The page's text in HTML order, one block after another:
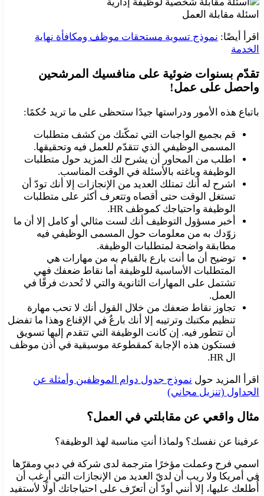
اسئلة مقابلة العمل
اقرأ أيضًا: نموذج تسوية مستحقات موظف ومكافأة نهاية
الخدمة
تقدّم بسنوات ضوئية على منافسيك المرشحين
واحصل على عمل!
باتباع هذه الأمور ودراستها جيدًا ستحظى على ما تريد حُكمًا:
قم بجميع الواجبات التي تمكّنك من كشف متطلبات
المسمى الوظيفي الذي تتقدّم للعمل فيه وتحقيقها.
اطلب من المحاور أن يشرح لك المزيد حول متطلبات
الوظيفة وباغته بالأسئلة في الوقت المناسب.
اشرح له أنك تمتلك العديد من الإنجازات إلا أنك تودّ أن
تستغل الوقت حتى أقصاه وتتعرف أكثر على متطلبات
الوظيفة واحتياجك كموظف HR.
أخبر مسؤول التوظيف أنك لست مثالي أو كامل إلا أن ما
زوّدك به من معلومات حول المسمى الوظيفي فيه
مطابقة واضحة لمتطلبات الوظيفة.
توضيح أن ما أنت بارع بالقيام به من مهارات هي
المتطلبات الأساسية للوظيفة أما نقاط ضعفك فهي
تشتمل على المهارات الثانوية والتي لا تُحدث فرقًا في
العمل.
تجاوز نقاط ضعفك من خلال القول أنك لا تحب مهارة
تنظيم مكتبك وترتيبه إلا أنك بارعٌ في الإقناع وهذا ما تفضل
أن تتطور فيه. إن كانت الوظيفة التي تتقدم إليها تسويق
فستكون هذه الإجابة كمقطوعة موسيقية في أذن موظف
ال HR.
اقرأ المزيد حول نموذج جدول دوام الموظفين وأمثلة عن
الجداول (تنزيل مجاني)
مثال واقعي عن مقابلتي في العمل؟
عرفينا عن نفسك؟ ولماذا أنتِ مناسبة لهذ الوظيفة؟
اسمي فرح وعملت مؤخرًا مترجمة لدى شركة في دبي ومقرّها
في أمريكا ولا ريب أن لديّ العديد من الإنجازات التي أرغب أن
أُطلعك عليها، إلا أنني أودّ أن أتعرّف على احتياجاتك أولًا لأستفيد